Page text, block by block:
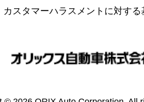
カスタマーハラスメントに対する